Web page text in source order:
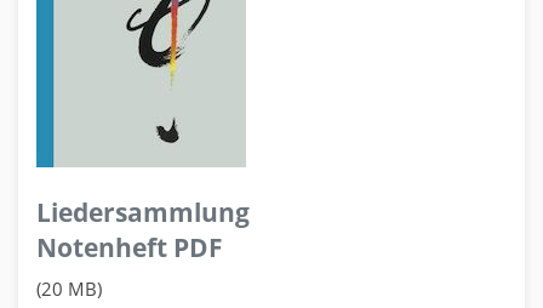
Liedersammlung
Notenheft PDF
(20 MB)